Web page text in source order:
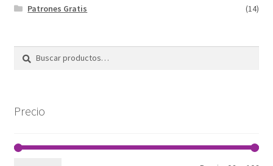
Patrones Gratis
(14)
Buscar
Buscar
Precio